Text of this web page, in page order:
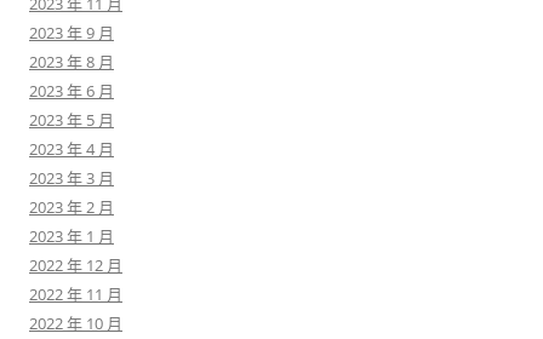
2023 年 9 月
2023 年 8 月
2023 年 6 月
2023 年 5 月
2023 年 4 月
2023 年 3 月
2023 年 2 月
2023 年 1 月
2022 年 12 月
2022 年 11 月
2022 年 10 月